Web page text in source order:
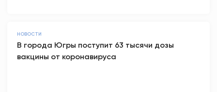
НОВОСТИ
В города Югры поступит 63 тысячи дозы
вакцины от коронавируса